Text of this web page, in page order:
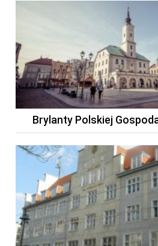
Brylanty Polskiej